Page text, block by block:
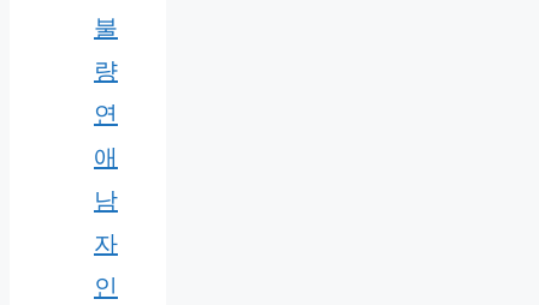
불
량
연
애
남
자
인